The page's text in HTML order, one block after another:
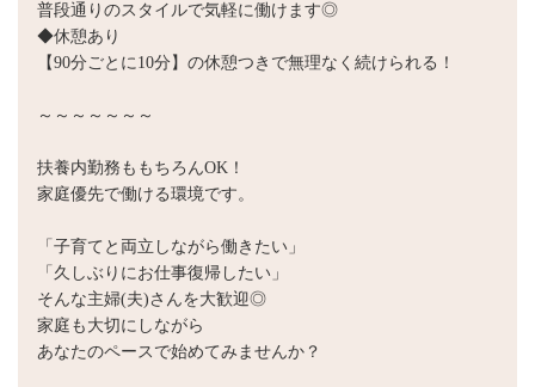
普段通りのスタイルで気軽に働けます◎
◆休憩あり
【90分ごとに10分】の休憩つきで無理なく続けられる！
～～～～～～～
扶養内勤務ももちろんOK！
家庭優先で働ける環境です。
「子育てと両立しながら働きたい」
「久しぶりにお仕事復帰したい」
そんな主婦(夫)さんを大歓迎◎
家庭も大切にしながら
あなたのペースで始めてみませんか？